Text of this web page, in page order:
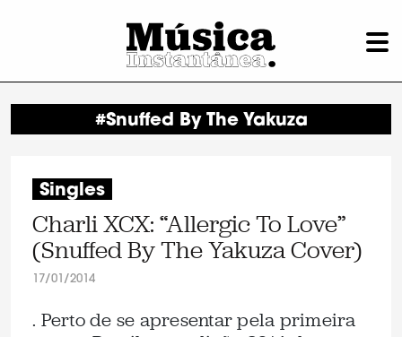
#Snuffed By The Yakuza
Singles
Charli XCX: “Allergic To Love”
(Snuffed By The Yakuza Cover)
17/01/2014
. Perto de se apresentar pela primeira